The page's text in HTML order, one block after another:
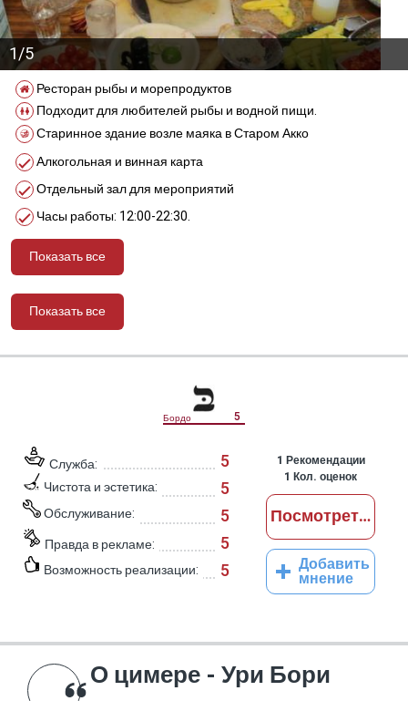
1/5
Ресторан рыбы и морепродуктов
Подходит для любителей рыбы и водной пищи.
Старинное здание возле маяка в Старом Акко
Алкогольная и винная карта
Отдельный зал для мероприятий
Часы работы: 12:00-22:30.
Показать все
Показать все
Бордо 5
Служба: 5
Чистота и эстетика: 5
Обслуживание: 5
Правда в рекламе: 5
Возможность реализации: 5
1 Рекомендации
1 Кол. оценок
Посмотреть
Добавить
мнение
О цимере - Ури Бори